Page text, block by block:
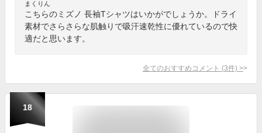
まくりん
こちらのミズノ 長袖Tシャツはいかがでしょうか。ドライ
素材でさらさらな肌触りで吸汗速乾性に優れているので快
適だと思います。
全てのおすすめコメント (3件) >
18